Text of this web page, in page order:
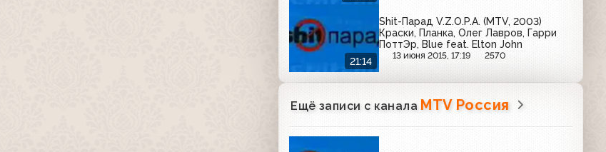
21:14
Shit-Парад V.Z.O.P.A. (MTV, 2003)
Краски, Планка, Олег Лавров, Гарри
ПоттЭр, Blue feat. Elton John
13 июня 2015, 17:19 2570
Ещё записи с канала MTV Россия